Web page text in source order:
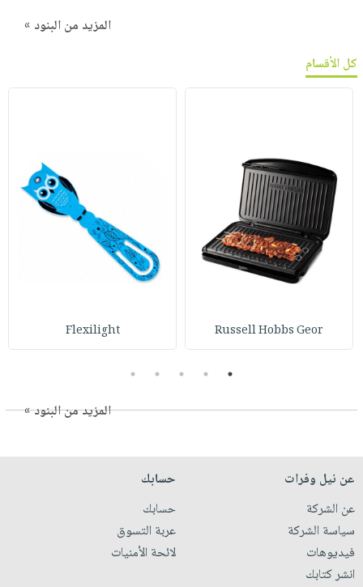
المزيد من البنود »
كل الأقسام
Russell Hobbs Geor
Flexilight
1
2
3
4
5
المزيد من البنود »
عن نيل وفرات
عن الشركة
سياسة الشركة
فيديوهات
انشر كتابك
حسابك
حسابك
عربة التسوق
لائحة الأمنيات